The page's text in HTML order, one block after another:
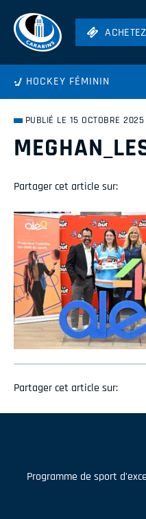
Hockey
Volleyball
HOCKEY FÉMININ
PUBLIÉ LE 15 OCTOBRE 2025
Partager cet article sur:
Partager cet article sur:
Programme de sport